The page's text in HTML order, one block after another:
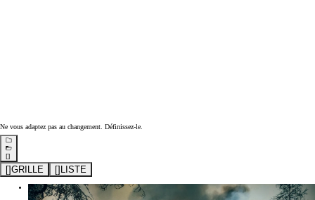
Ne vous adaptez pas au changement. Définissez-le.
[]
[]GRILLE [] LISTE